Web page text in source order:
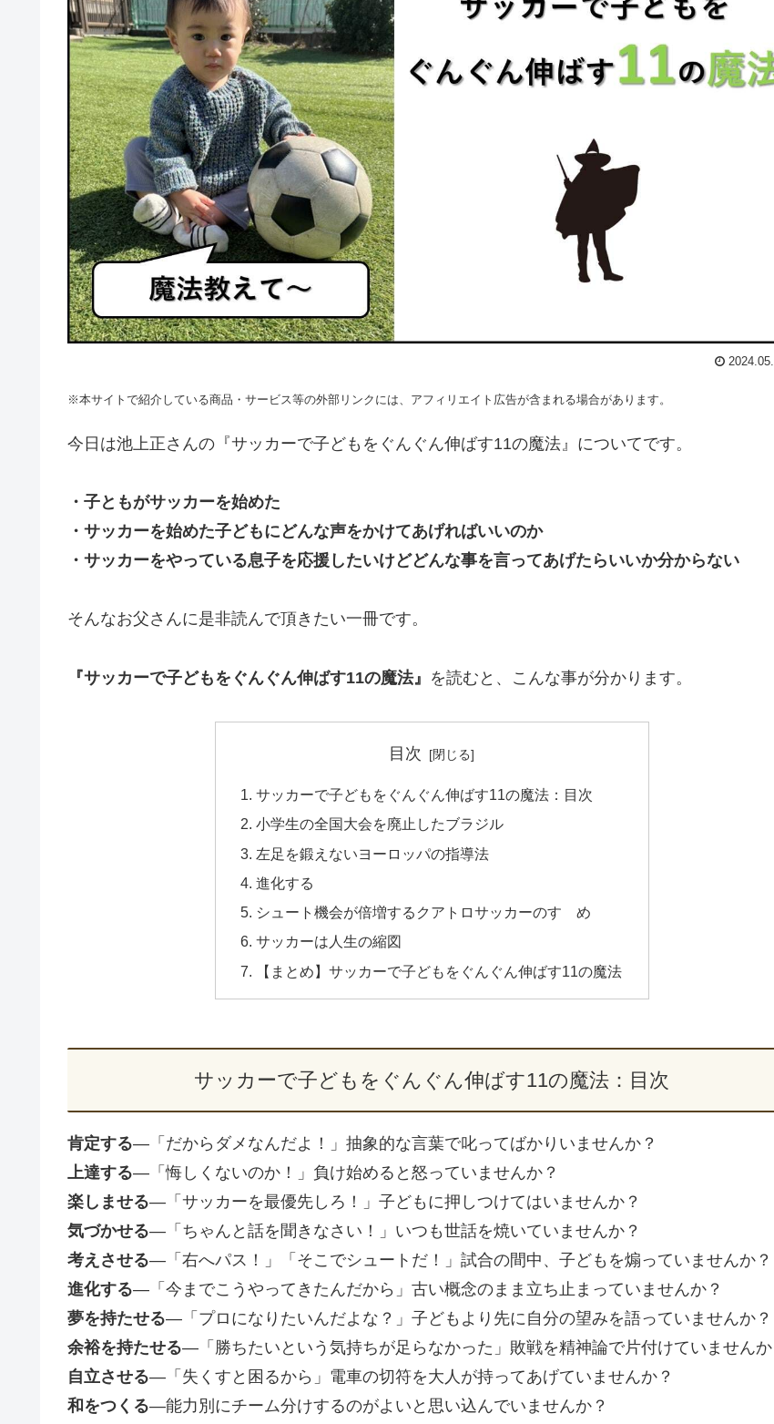
※本サイトで紹介している商品・サービス等の外部リンクには、アフィリエイト広告が含まれる場合があります。
今日は池上正さんの『サッカーで子どもをぐんぐん伸ばす11の魔法』についてです。
・子ともがサッカーを始めた
・サッカーを始めた子どもにどんな声をかけてあげればいいのか
・サッカーをやっている息子を応援したいけどどんな事を言ってあげたらいいか分からない
そんなお父さんに是非読んで頂きたい一冊です。
『サッカーで子どもをぐんぐん伸ばす11の魔法』 を読むと、こんな事が分かります。
目次
サッカーで子どもをぐんぐん伸ばす11の魔法：目次
小学生の全国大会を廃止したブラジル
左足を鍛えないヨーロッパの指導法
進化する
シュート機会が倍増するクアトロサッカーのすゝめ
サッカーは人生の縮図
【まとめ】サッカーで子どもをぐんぐん伸ばす11の魔法
サッカーで子どもをぐんぐん伸ばす11の魔法：目次
肯定する―「だからダメなんだよ！」抽象的な言葉で叱ってばかりいませんか？
上達する―「悔しくないのか！」負け始めると怒っていませんか？
楽しませる―「サッカーを最優先しろ！」子どもに押しつけてはいませんか？
気づかせる―「ちゃんと話を聞きなさい！」いつも世話を焼いていませんか？
考えさせる―「右へパス！」「そこでシュートだ！」試合の間中、子どもを煽っていませんか？
進化する―「今までこうやってきたんだから」古い概念のまま立ち止まっていませんか？
夢を持たせる―「プロになりたいんだよな？」子どもより先に自分の望みを語っていませんか？
余裕を持たせる―「勝ちたいという気持ちが足らなかった」敗戦を精神論で片付けていませんか
自立させる―「失くすと困るから」電車の切符を大人が持ってあげていませんか？
和をつくる―能力別にチーム分けするのがよいと思い込んでいませんか？